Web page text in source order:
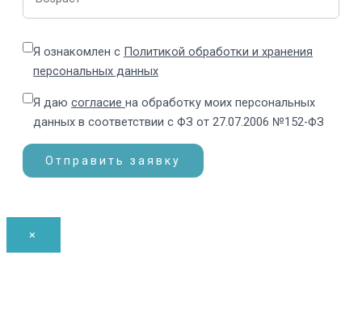
Я ознакомлен с Политикой обработки и хранения
персональных данных
Я даю согласие на обработку моих персональных
данных в соответствии с ФЗ от 27.07.2006 №152-ФЗ
×